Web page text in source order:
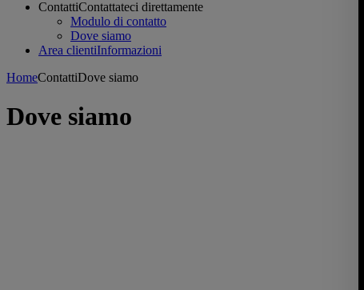
ContattiContattateci direttamente
Modulo di contatto
Dove siamo
Area clientiInformazioni
HomeContattiDove siamo
Dove siamo